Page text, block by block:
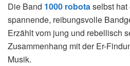
Die Band 1000 robotaselbst
spannende, reibungsvolle
Erzählt vom jung und rebellisch
Zusammenhang mit der Er-
Musik.